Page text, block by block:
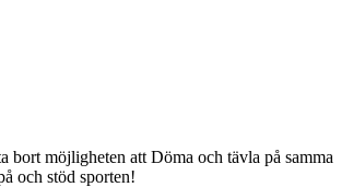
möjligheten att Döma och tävla på samma
och stöd sporten!